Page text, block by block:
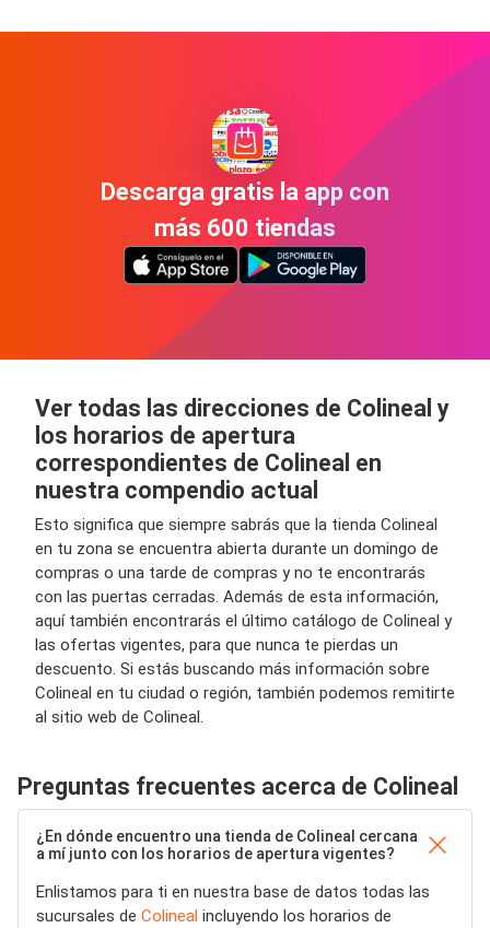
Descarga gratis la app con
más 600 tiendas
Ver todas las direcciones de Colineal y
los horarios de apertura
correspondientes de Colineal en
nuestra compendio actual
Esto significa que siempre sabrás que la tienda Colineal
en tu zona se encuentra abierta durante un domingo de
compras o una tarde de compras y no te encontrarás
con las puertas cerradas. Además de esta información,
aquí también encontrarás el último catálogo de Colineal y
las ofertas vigentes, para que nunca te pierdas un
descuento. Si estás buscando más información sobre
Colineal en tu ciudad o región, también podemos remitirte
al sitio web de Colineal.
Preguntas frecuentes acerca de Colineal
¿En dónde encuentro una tienda de Colineal cercana
a mí junto con los horarios de apertura vigentes?
Enlistamos para ti en nuestra base de datos todas las
sucursales de Colineal incluyendo los horarios de